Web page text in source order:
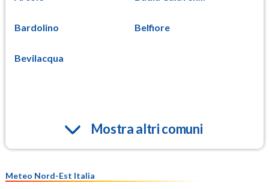
Bardolino Belfiore
Bevilacqua
Mostra altri comuni
Meteo Nord-Est Italia